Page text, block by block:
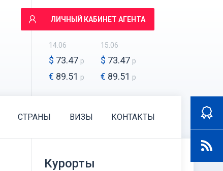
ЛИЧНЫЙ КАБИНЕТ АГЕНТА
14.06
$ 73.47 р
€ 89.51 р
15.06
$ 73.47 р
€ 89.51 р
СТРАНЫ ВИЗЫ КОНТАКТЫ
Курорты